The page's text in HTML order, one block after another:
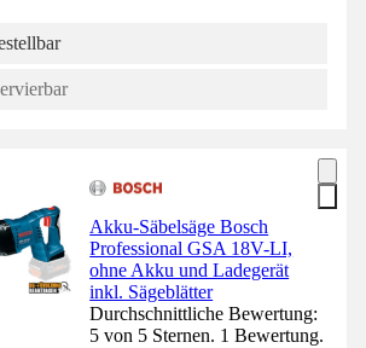
Akku-Säbelsäge Bosch
Professional GSA 18V-LI,
ohne Akku und Ladegerät
inkl. Sägeblätter
Durchschnittliche Bewertung:
5 von 5 Sternen. 1 Bewertung.